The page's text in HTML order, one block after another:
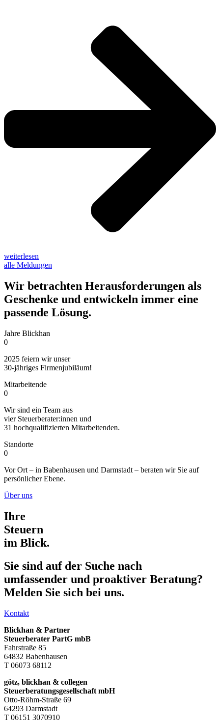
weiterlesen
alle Meldungen
Wir betrachten Herausforderungen als
Geschenke und entwickeln immer eine
passende Lösung.
Jahre Blickhan
0
2025 feiern wir unser
30-jähriges Firmenjubiläum!
Mitarbeitende
0
Wir sind ein Team aus
vier Steuerberater:innen und
31 hochqualifizierten Mitarbeitenden.
Standorte
0
Vor Ort – in Babenhausen und Darmstadt – beraten wir Sie auf
persönlicher Ebene.
Über uns
Ihre
Steuern
im Blick.
Sie sind auf der Suche nach
umfassender und proaktiver Beratung?
Melden Sie sich bei uns.
Kontakt
Blickhan & Partner
Steuerberater PartG mbB
Fahrstraße 85
64832 Babenhausen
T 06073 68112
götz, blickhan & collegen
Steuerberatungsgesellschaft mbH
Otto-Röhm-Straße 69
64293 Darmstadt
T 06151 3070910